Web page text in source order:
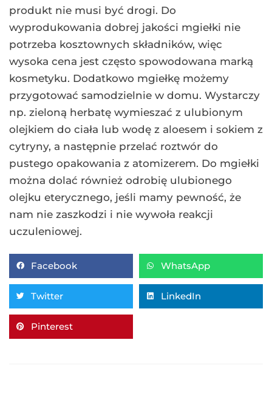
produkt nie musi być drogi. Do
wyprodukowania dobrej jakości mgiełki nie
potrzeba kosztownych składników, więc
wysoka cena jest często spowodowana marką
kosmetyku. Dodatkowo mgiełkę możemy
przygotować samodzielnie w domu. Wystarczy
np. zieloną herbatę wymieszać z ulubionym
olejkiem do ciała lub wodę z aloesem i sokiem z
cytryny, a następnie przelać roztwór do
pustego opakowania z atomizerem. Do mgiełki
można dolać również odrobię ulubionego
olejku eterycznego, jeśli mamy pewność, że
nam nie zaszkodzi i nie wywoła reakcji
uczuleniowej.
Facebook WhatsApp
Twitter LinkedIn
Pinterest